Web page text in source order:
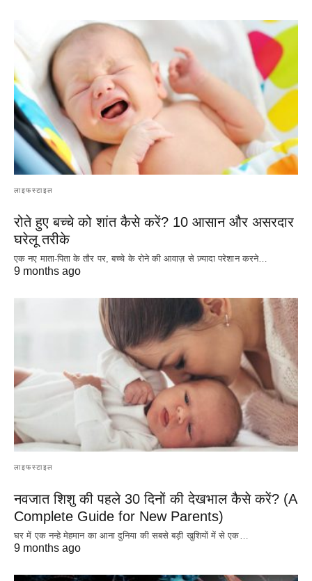
लाइफस्टाइल
रोते हुए बच्चे को शांत कैसे करें? 10 आसान और असरदार
घरेलू तरीके
एक नए माता-पिता के तौर पर, बच्चे के रोने की आवाज़ से ज़्यादा परेशान करने…
9 months ago
लाइफस्टाइल
नवजात शिशु की पहले 30 दिनों की देखभाल कैसे करें? (A
Complete Guide for New Parents)
घर में एक नन्हे मेहमान का आना दुनिया की सबसे बड़ी खुशियों में से एक…
9 months ago